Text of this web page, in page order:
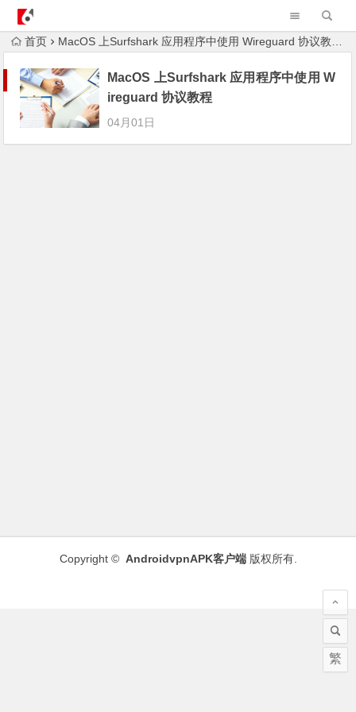
AndroidvpnAPK
首页 MacOS 上Surfshark 应用程序中使用 Wireguard 协议教程
MacOS 上Surfshark 应用程序中使用 W
ireguard 协议教程
04月01日
Copyright © AndroidvpnAPK客户端版权所有.
繁